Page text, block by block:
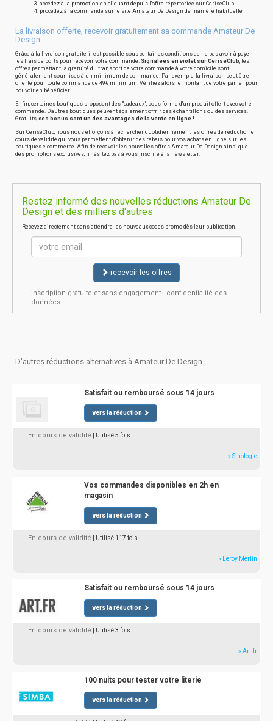
accédez à la promotion en cliquant depuis l'offre répertoriée sur CeriseClub
procédez à la commande sur le site Amateur De Design de manière habituelle
La livraison offerte, recevoir gratuitement sa commande Amateur De
Design
Grâce à la livraison gratuite, il est possible sous certaines conditions de ne pas avoir à payer
les frais de ports pour recevoir votre commande. Signalées en violet sur CeriseClub, les
offres permettant la gratuité du transport de votre commande à votre domicile sont
généralement soumises à un minimum de commande. Par exemple, la livraison peut être
offerte pour toute commande de 49€ minimum. Vérifiez alors le montant de votre panier pour
pouvoir en bénéficier.
Enfin, certaines boutiques proposent des "cadeaux", sous forme d'un produit offert avec votre
commande. D'autres boutiques peuvent également offrir des échantillons ou des services.
Gratuits, ces bonus sont un des avantages de la vente en ligne !
Sur CeriseClub, nous nous efforçons à rechercher quotidiennement les offres de réduction en
cours de validité qui vous permettent d'obtenir des rabais pour vos achats en ligne sur les
boutiques e-commerce. Afin de recevoir les nouvelles offres Amateur De Design ainsi que
des promotions exclusives, n'hésitez pas à vous inscrire à la newsletter.
Restez informé des nouvelles réductions Amateur De
Design et des milliers d'autres
Recevez directement sans attendre les nouveaux codes promo dès leur publication.
recevoir les offres
inscription gratuite et sans engagement - confidentialité des
données
D'autres réductions alternatives à Amateur De Design
Satisfait ou remboursé sous 14 jours
vers la réduction
En cours de validité | Utilisé 5 fois
» Sinologie
Vos commandes disponibles en 2h en
magasin
vers la réduction
En cours de validité | Utilisé 117 fois
» Leroy Merlin
Satisfait ou remboursé sous 14 jours
vers la réduction
En cours de validité | Utilisé 3 fois
» Art.fr
100 nuits pour tester votre literie
vers la réduction